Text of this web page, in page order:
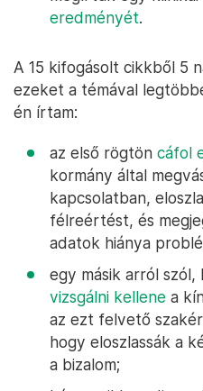
eredményét.
A 15 kifogásolt cikkből 5
ezeket a témával
én írtam:
az első rögtön cáfol
kormány által
kapcsolatban,
félreértést, és
adatok hiánya
egy másik arról
vizsgálni kellene a
az ezt felvető
hogy eloszlassák a
a bizalom;